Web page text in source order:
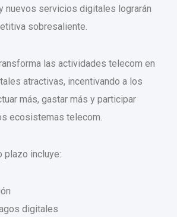
nuevos servicios digitales lograrán
sobresaliente.
las actividades telecom en
atractivas, incentivando a los
más, gastar más y participar
ecosistemas telecom.
plazo incluye:
digitales